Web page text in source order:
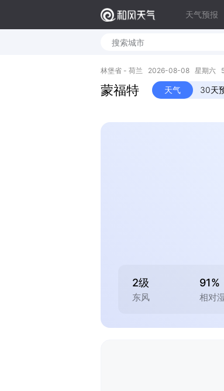
天气预报
林堡省 - 荷兰 2026-08-08 星期六
蒙福特 天气 30天
2级
东风
91%
相对